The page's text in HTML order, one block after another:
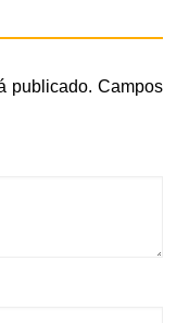
publicado. Campos